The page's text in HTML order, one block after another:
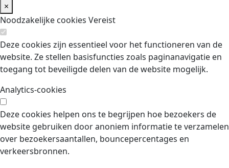
×
Noodzakelijke cookies Vereist
Deze cookies zijn essentieel voor het functioneren van de
website. Ze stellen basisfuncties zoals paginanavigatie en
toegang tot beveiligde delen van de website mogelijk.
Analytics-cookies
Deze cookies helpen ons te begrijpen hoe bezoekers de
website gebruiken door anoniem informatie te verzamelen
over bezoekersaantallen, bouncepercentages en
verkeersbronnen.